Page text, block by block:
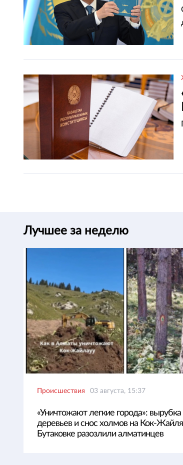
Лучшее за неделю
Происшествия 03 августа, 15:37
«Уничтожают легкие города»: вырубка
деревьев и снос холмов на Кок-
Бутаковке разозлили алматинцев